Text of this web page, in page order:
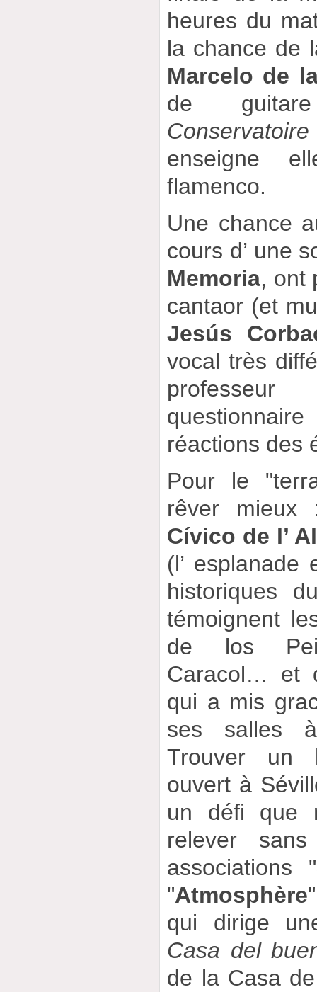
heures du
la chance de
Marcelo de
de
enseigne
flamenco.
Une chance
cours d’ une
Memoria, ont
cantaor (et
Jesús
vocal très
réactions des
Pour le
rêver
Cívico de l’
(l’ esplanade
historiques
témoignent
de los
Caracol… et
qui a mis
ses salles
Trouver un
ouvert à
un défi que
relever
associations "
"Atmosphère
qui dirige
Casa del
de la Casa